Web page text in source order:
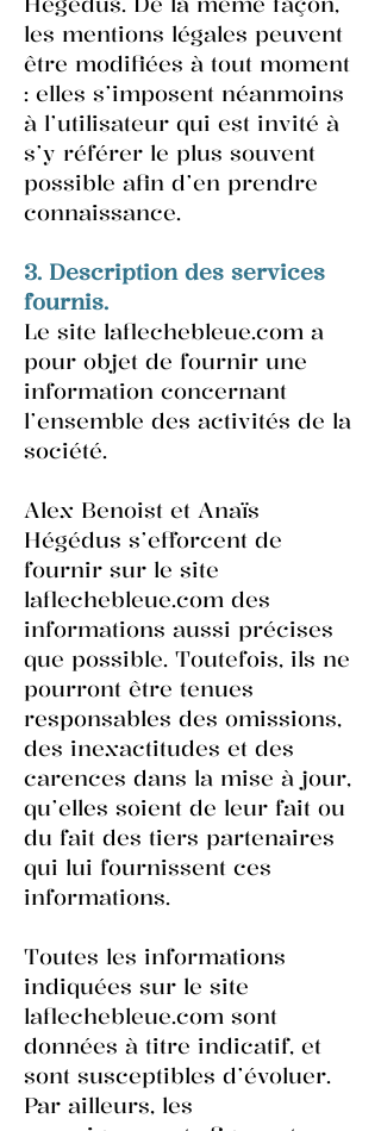
les mentions légales peuvent
être modifiées à tout moment
: elles s’imposent néanmoins
à l’utilisateur qui est invité à
s’y référer le plus souvent
possible afin d’en prendre
connaissance.
3. Description des services
fournis.
Le site laflechebleue.com a
pour objet de fournir une
information concernant
l’ensemble des activités de la
société.
Alex Benoist et Anaïs
Hégédus s’efforcent de
fournir sur le site
laflechebleue.com des
informations aussi précises
que possible. Toutefois, ils ne
pourront être tenues
responsables des omissions,
des inexactitudes et des
carences dans la mise à jour,
qu’elles soient de leur fait ou
du fait des tiers partenaires
qui lui fournissent ces
informations.
Toutes les informations
indiquées sur le site
laflechebleue.com sont
données à titre indicatif, et
sont susceptibles d’évoluer.
Par ailleurs, les